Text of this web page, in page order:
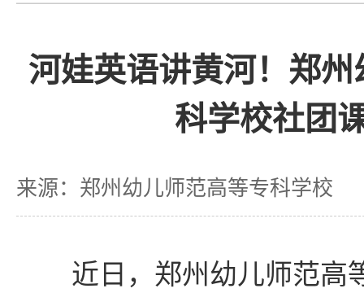
河娃英语讲黄河！郑
科学校社团
来源：郑州幼儿师范高等专科学校
近日，郑州幼儿师范高